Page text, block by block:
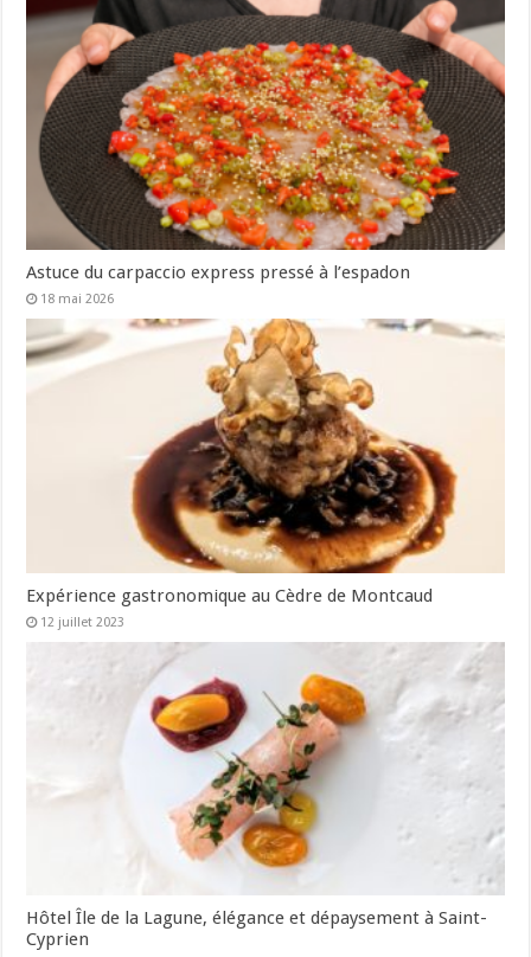
Astuce du carpaccio express pressé à l’espadon
18 mai 2026
Expérience gastronomique au Cèdre de Montcaud
12 juillet 2023
Hôtel Île de la Lagune, élégance et dépaysement à Saint-
Cyprien